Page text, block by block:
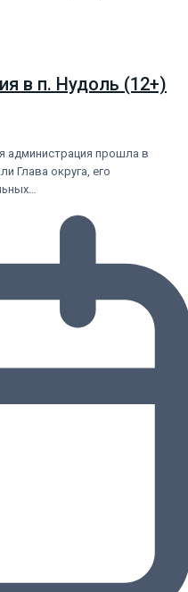
в п. Нудоль (12+)
администрация прошла в
Глава округа, его